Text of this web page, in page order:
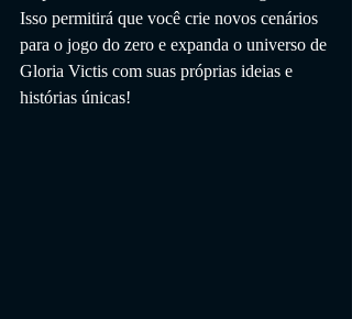
Isso permitirá que você crie novos cenários
para o jogo do zero e expanda o universo de
Gloria Victis com suas próprias ideias e
histórias únicas!